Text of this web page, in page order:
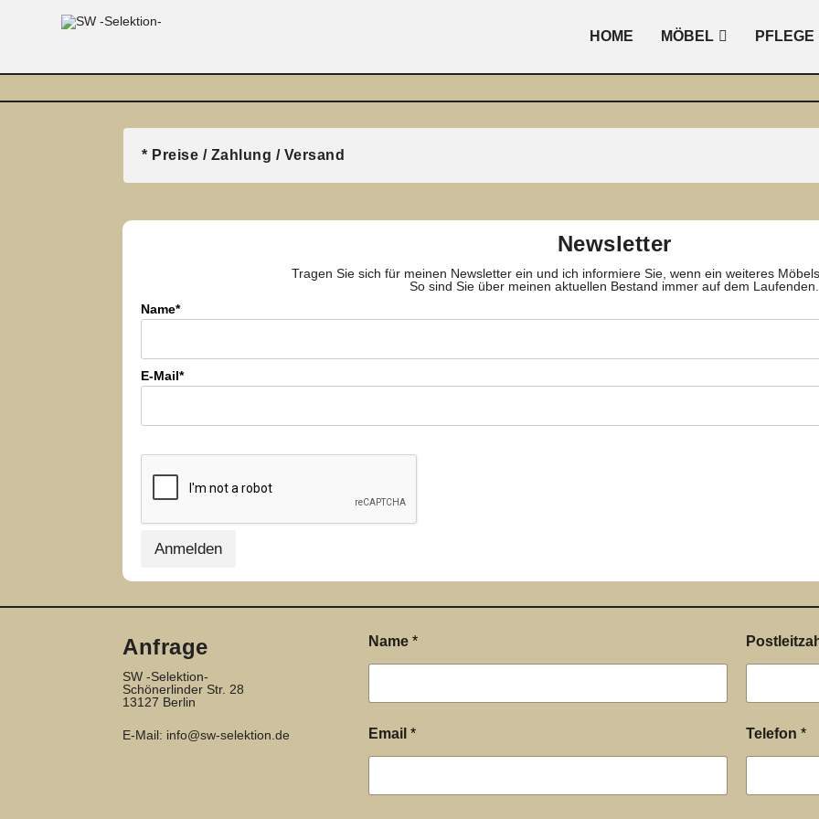
HOME MÖBEL PFLEGE
* Preise / Zahlung / Versand
Newsletter
Tragen Sie sich für meinen Newsletter ein und ich informiere Sie, wenn ein weiteres
So sind Sie über meinen aktuellen Bestand immer auf dem Laufenden.
Name*
E-Mail*
Anmelden
Anfrage
SW -Selektion-
Schönerlinder Str. 28
13127 Berlin
E-Mail: info@sw-selektion.de
Name*
T
Email* Telefon*